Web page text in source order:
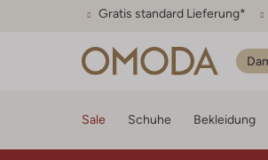
Gratis standard Lieferung*
Sale Schuhe Bekleidung